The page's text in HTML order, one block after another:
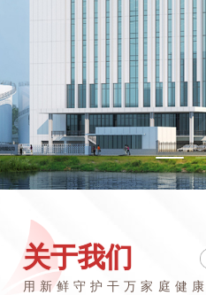
关于我们
用新鲜守护干万家庭健康